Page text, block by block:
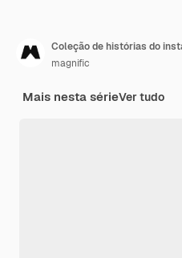
Coleção de histórias do
magnific
Mais nesta sérieVer tudo